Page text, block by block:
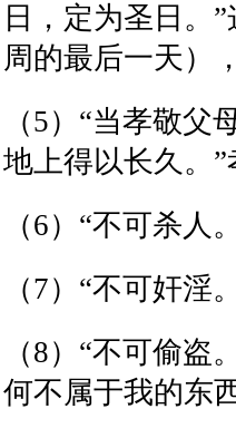
日，定为圣日。 ”
周的最后一天）
（5） “当孝敬父
地上得以长久。 ”
（6） “不可杀人。
（7） “不可奸淫。
（8） “不可偷盗。
何不属于我的东西